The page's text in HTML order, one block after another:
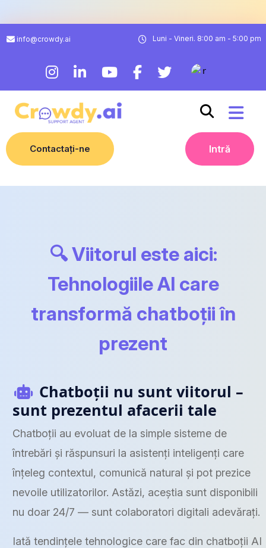
info@crowdy.ai Luni - Vineri. 8:00 am - 5:00 pm
Contactați-ne Intră
🔍 Viitorul este aici:
Tehnologiile AI care
transformă chatboții în
prezent
Chatboții nu sunt viitorul –
sunt prezentul afacerii tale
Chatboții au evoluat de la simple sisteme de
întrebări și răspunsuri la asistenți inteligenți care
înțeleg contextul, comunică natural și pot prezice
nevoile utilizatorilor. Astăzi, aceștia sunt disponibili
nu doar 24/7 — sunt colaboratori digitali adevărați.
Iată tendințele tehnologice care fac din chatboții AI